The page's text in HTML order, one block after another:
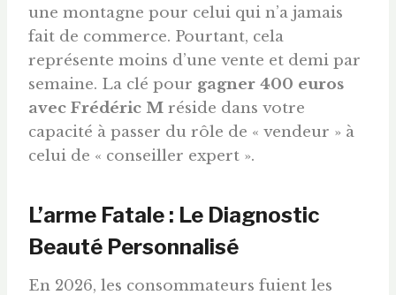
une montagne pour celui qui n’a jamais
fait de commerce. Pourtant, cela
représente moins d’une vente et demi par
semaine. La clé pour gagner 400 euros
avec Frédéric M réside dans votre
capacité à passer du rôle de « vendeur » à
celui de « conseiller expert ».
L’arme Fatale : Le Diagnostic
Beauté Personnalisé
En 2026, les consommateurs fuient les